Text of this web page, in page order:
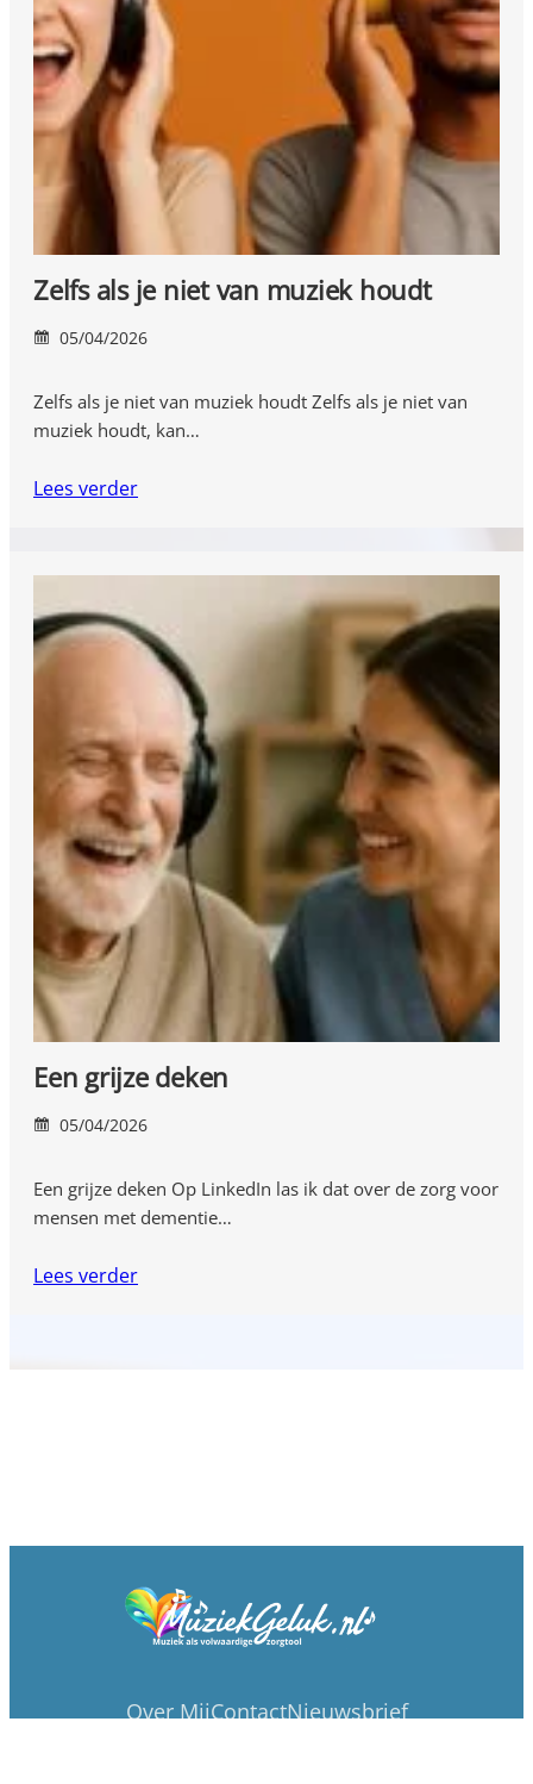
Zelfs als je niet van muziek houdt
05/04/2026
Zelfs als je niet van muziek houdt Zelfs als je niet van
muziek houdt, kan…
Lees verder
Een grijze deken
05/04/2026
Een grijze deken Op LinkedIn las ik dat over de zorg voor
mensen met dementie…
Lees verder
Over MijContactNieuwsbrief